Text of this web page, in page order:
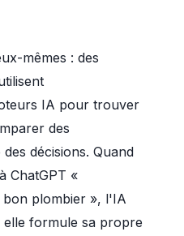
mêmes : des
IA pour trouver
des
décisions. Quand
ChatGPT «
bon plombier », l'IA
elle formule sa propre